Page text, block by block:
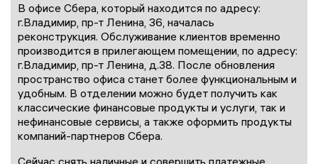
В офисе Сбера, который находится по адресу:
г.Владимир, пр-т Ленина, 36, началась
реконструкция. Обслуживание клиентов временно
производится в прилегающем помещении, по адресу:
г.Владимир, пр-т Ленина, д.38. После обновления
пространство офиса станет более функциональным и
удобным. В отделении можно будет получить как
классические финансовые продукты и услуги, так и
нефинансовые сервисы, а также оформить продукты
компаний-партнеров Сбера.